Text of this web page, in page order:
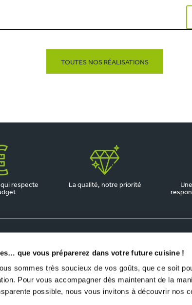
que vous préparerez dans votre future cuisine !
sommes très soucieux de vos goûts, que ce soit
Pour vous accompagner dès maintenant de la
possible, nous vous invitons à découvrir nos
TOUTES NOS RÉALISATIONS
respecte
La qualité, notre priorité